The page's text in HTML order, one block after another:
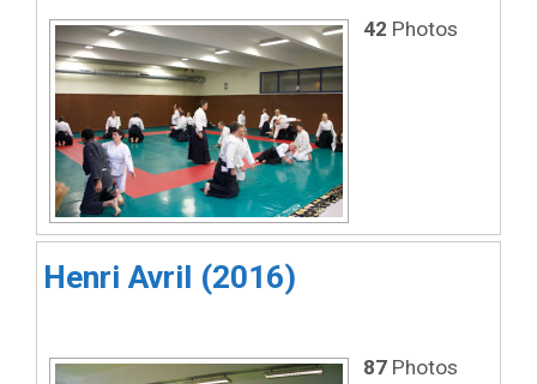
42 Photos
Henri Avril (2016)
87 Photos